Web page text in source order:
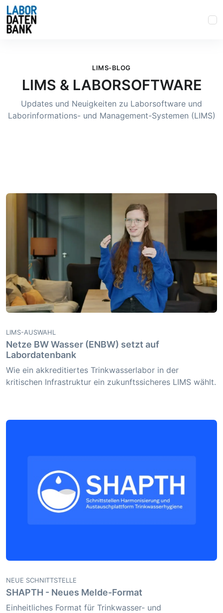
LIMS-BLOG
LIMS & LABORSOFTWARE
Updates und Neuigkeiten zu Laborsoftware und
Laborinformations- und Management-Systemen (LIMS)
LIMS-AUSWAHL
Netze BW Wasser (ENBW) setzt auf
Labordatenbank
Wie ein akkreditiertes Trinkwasserlabor in der
kritischen Infrastruktur ein zukunftssicheres LIMS wählt.
NEUE SCHNITTSTELLE
SHAPTH - Neues Melde-Format
Einheitliches Format für Trinkwasser- und